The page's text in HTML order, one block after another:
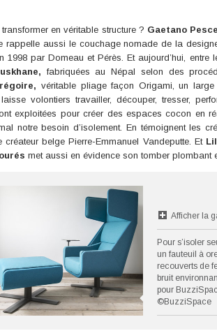
en véritable structure ? Gaetano
rappelle aussi le couchage nomade de la
par Domeau et Pérès. Et aujourd’hui, entre
fabriquées au Népal selon des
véritable pliage façon Origami, un large
volontiers travailler, découper, tresser,
exploitées pour créer des espaces cocon en
notre besoin d’isolement. En témoignent les
belge Pierre-Emmanuel Vandeputte. Et
met aussi en évidence son tomber plombant
Afficher la
Pour s’isoler
un fauteuil à
recouverts de
bruit
pour
©BuzziSpace